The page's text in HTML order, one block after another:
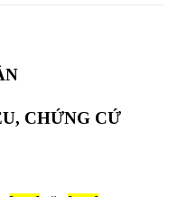
CHỨNG CỨ